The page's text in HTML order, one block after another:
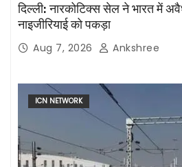
दिल्ली: नारकोटिक्स सेल ने भारत में
नाइजीरियाई को पकड़ा
Aug 7, 2026 Ankshree
ICN NETWORK